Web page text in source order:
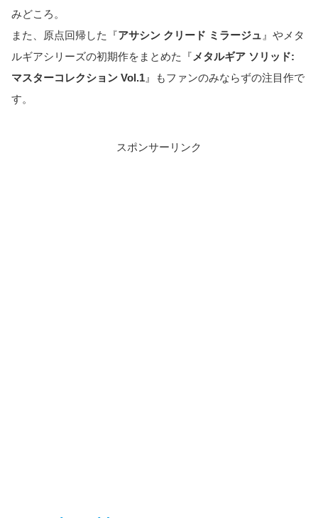
みどころ。
また、原点回帰した『アサシン クリード ミラージュ 』やメタ
ルギアシリーズの初期作をまとめた『 メタルギア ソリッド:
マスターコレクション Vol.1 』もファンのみならずの注目作で
す。
スポンサーリンク